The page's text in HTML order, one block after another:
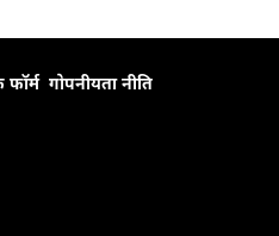
गोपनीयता नीति